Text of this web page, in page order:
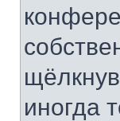
иногда